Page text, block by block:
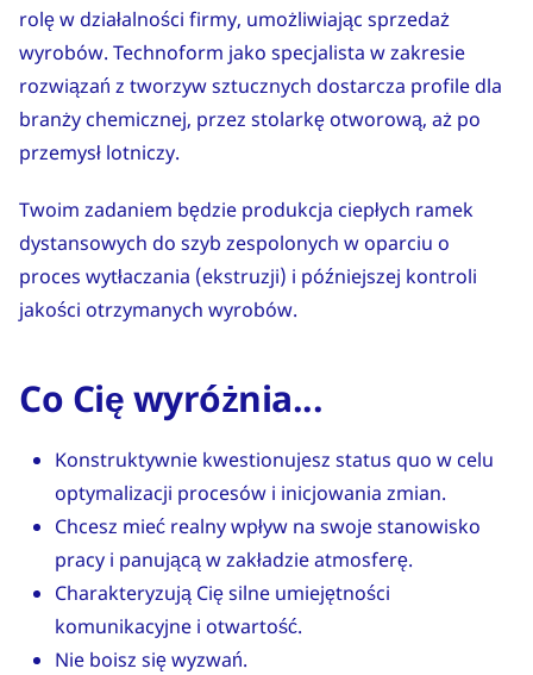
rolę w działalności firmy, umożliwiając sprzedaż
wyrobów. Technoform jako specjalista w zakresie
rozwiązań z tworzyw sztucznych dostarcza profile dla
branży chemicznej, przez stolarkę otworową, aż po
przemysł lotniczy.
Twoim zadaniem będzie produkcja ciepłych ramek
dystansowych do szyb zespolonych w oparciu o
proces wytłaczania (ekstruzji) i późniejszej kontroli
jakości otrzymanych wyrobów.
Co Cię wyróżnia...
Konstruktywnie kwestionujesz status quo w celu
optymalizacji procesów i inicjowania zmian.
Chcesz mieć realny wpływ na swoje stanowisko
pracy i panującą w zakładzie atmosferę.
Charakteryzują Cię silne umiejętności
komunikacyjne i otwartość.
Nie boisz się wyzwań.